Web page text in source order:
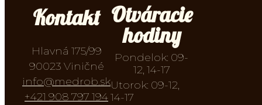
Kontakt
Hlavná 175/99
90023 Viničné
info@medrob.sk
+421 908 797 194
Otváracie
hodiny
Pondelok: 09-
12, 14-17
Utorok: 09-12,
14-17